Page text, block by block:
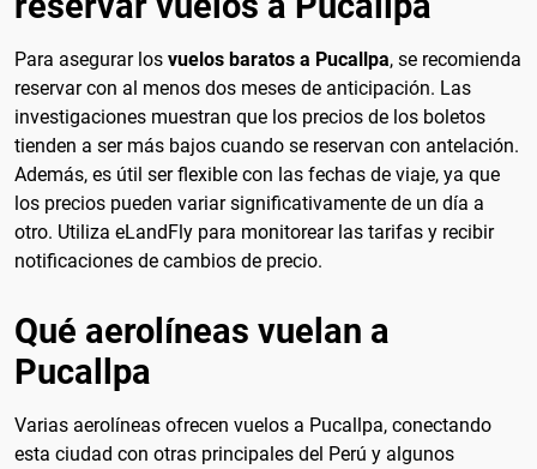
Para asegurar los vuelos baratos a Pucallpa, se recomienda
reservar con al menos dos meses de anticipación. Las
investigaciones muestran que los precios de los boletos
tienden a ser más bajos cuando se reservan con antelación.
Además, es útil ser flexible con las fechas de viaje, ya que
los precios pueden variar significativamente de un día a
otro. Utiliza eLandFly para monitorear las tarifas y recibir
notificaciones de cambios de precio.
Qué aerolíneas vuelan a
Pucallpa
Varias aerolíneas ofrecen vuelos a Pucallpa, conectando
esta ciudad con otras principales del Perú y algunos